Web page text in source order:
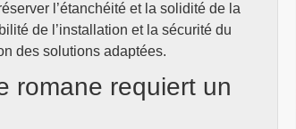
l’étanchéité et la solidité de la
de l’installation et la sécurité du
des solutions adaptées.
romane requiert un